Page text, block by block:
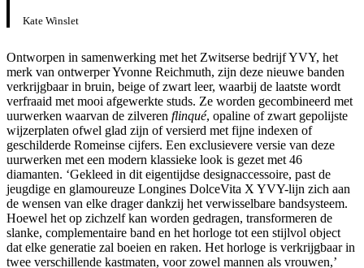
Kate Winslet
Ontworpen in samenwerking met het Zwitserse bedrijf YVY, het
merk van ontwerper Yvonne Reichmuth, zijn deze nieuwe banden
verkrijgbaar in bruin, beige of zwart leer, waarbij de laatste wordt
verfraaid met mooi afgewerkte studs. Ze worden gecombineerd met
uurwerken waarvan de zilveren flinqué, opaline of zwart gepolijste
wijzerplaten ofwel glad zijn of versierd met fijne indexen of
geschilderde Romeinse cijfers. Een exclusievere versie van deze
uurwerken met een modern klassieke look is gezet met 46
diamanten. ‘Gekleed in dit eigentijdse designaccessoire, past de
jeugdige en glamoureuze Longines DolceVita X YVY-lijn zich aan
de wensen van elke drager dankzij het verwisselbare bandsysteem.
Hoewel het op zichzelf kan worden gedragen, transformeren de
slanke, complementaire band en het horloge tot een stijlvol object
dat elke generatie zal boeien en raken. Het horloge is verkrijgbaar in
twee verschillende kastmaten, voor zowel mannen als vrouwen,’